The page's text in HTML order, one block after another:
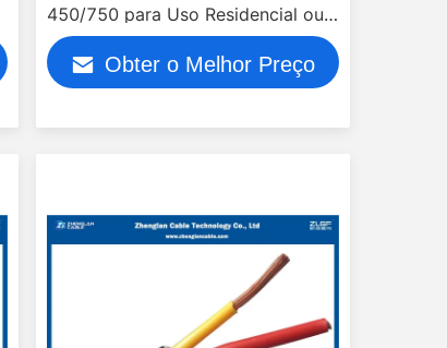
450/750 para Uso Residencial ou
Predial
Obter o Melhor Preço